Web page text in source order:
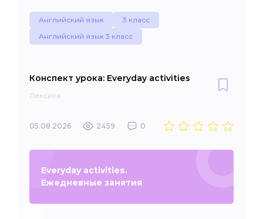
Английский язык
3 класс
Английский язык 3 класс
Конспект урока: Everyday activities
Лексика
05.08.2026 2459 0
Everyday activities.
Ежедневные занятия